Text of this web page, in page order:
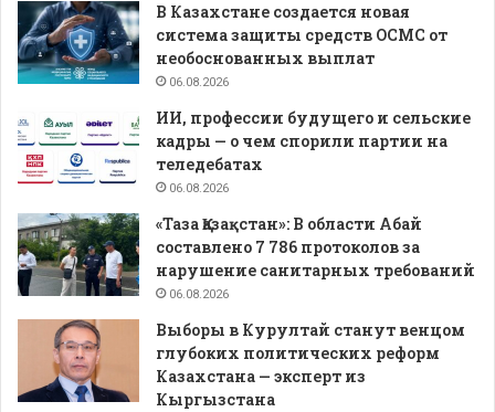
В Казахстане создается новая
система защиты средств ОСМС от
необоснованных выплат
06.08.2026
ИИ, профессии будущего и сельские
кадры — о чем спорили партии на
теледебатах
06.08.2026
«Таза Қазақстан»: В области Абай
составлено 7 786 протоколов за
нарушение санитарных требований
06.08.2026
Выборы в Курултай станут венцом
глубоких политических реформ
Казахстана — эксперт из
Кыргызстана